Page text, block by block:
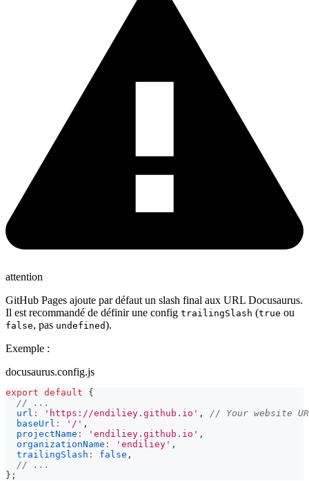
attention
GitHub Pages ajoute par défaut un slash final aux URL Docusaurus.
Il est recommandé de définir une config trailingSlash (true ou
false, pas undefined).
Exemple :
docusaurus.config.js
export default
{
// ...
url : 'https://endiliey.github.io' ,
// Your website
baseUrl : '/' ,
projectName : 'endiliey.github.io' ,
organizationName : 'endiliey' ,
trailingSlash : false ,
// ...
} ;